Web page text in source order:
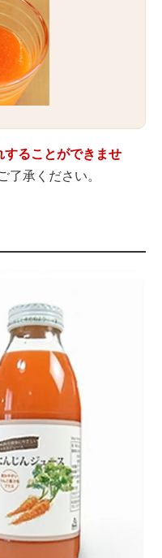
ることができませ
承ください。